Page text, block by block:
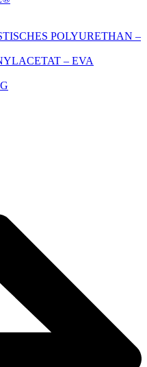
POLYURETHAN –
– EVA